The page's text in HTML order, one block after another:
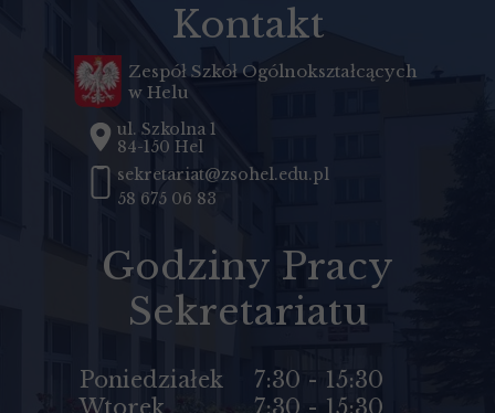
Kontakt
Zespół Szkół Ogólnokształcących
w Helu
ul. Szkolna 1
84-150 Hel
sekretariat@zsohel.edu.pl
58 675 06 83
Godziny Pracy
Sekretariatu
Poniedziałek
Wtorek
7:30 - 15:30
7:30 - 15:30